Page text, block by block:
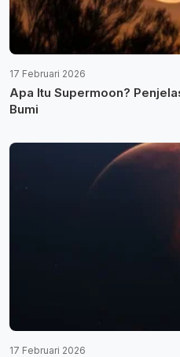
17 Februari 2026
Apa Itu Supermoon?
Bumi
17 Februari 2026